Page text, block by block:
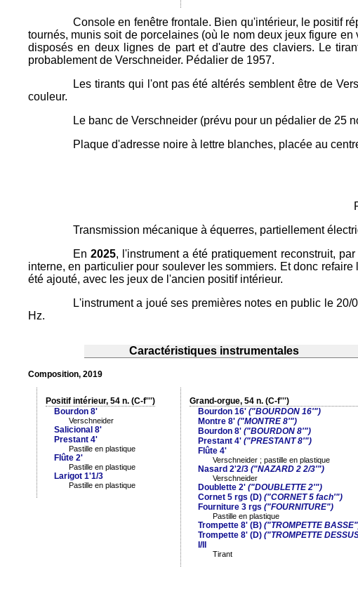
Console en fenêtre frontale. Bien qu'intérieur, le positif
tournés, munis soit de porcelaines (où le nom deux jeux figure
disposés en deux lignes de part et d'autre des claviers. Le
probablement de Verschneider. Pédalier de 1957.
Les tirants qui l'ont pas été altérés semblent être de
couleur.
Le banc de Verschneider (prévu pour un pédalier de 25
Plaque d'adresse noire à lettre blanches, placée au
Transmission mécanique à équerres, partiellement
En2025, l'instrument a été pratiquement reconstruit, par
interne, en particulier pour soulever les sommiers. Et donc
été ajouté, avec les jeux de l'ancien positif intérieur.
L'instrument a joué ses premières notes en public le
Hz.
Caractéristiques instrumentales
Composition, 2019
Positif intérieur, 54 n. (C-f''')
Bourdon 8'
Verschneider
Salicional 8'
Prestant 4'
Pastille en plastique
Flûte 2'
Pastille en plastique
Larigot 1'1/3
Pastille en plastique
Grand-orgue, 54 n. (C-f''')
Bourdon 16' ("BOURDON 16'")
Montre 8' ("MONTRE 8'")
Bourdon 8' ("BOURDON 8'")
Prestant 4' ("PRESTANT 8'")
Flûte 4'
Verschneider ; pastille en plastique
Nasard 2'2/3 ("NAZARD 2 2/3'")
Verschneider
Doublette 2' ("DOUBLETTE 2'")
Cornet 5 rgs (D) ("CORNET 5 fach'")
Fourniture 3 rgs ("FOURNITURE")
Pastille en plastique
Trompette 8' (B) ("TROMPETTE
Trompette 8' (D) ("TROMPETTE
I/II
Tirant